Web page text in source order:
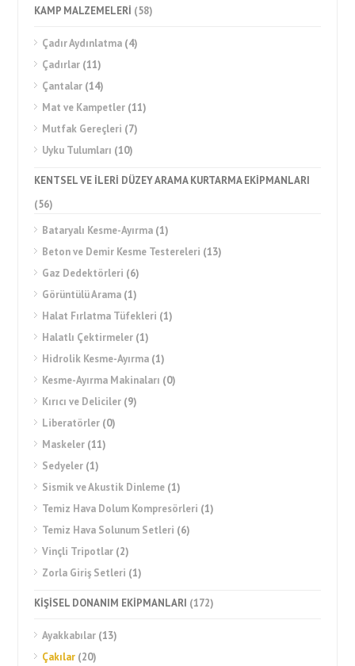
KAMP MALZEMELERİ (58)
Çadır Aydınlatma (4)
Çadırlar (11)
Çantalar (14)
Mat ve Kampetler (11)
Mutfak Gereçleri (7)
Uyku Tulumları (10)
KENTSEL VE İLERİ DÜZEY ARAMA KURTARMA EKİPMANLARI
(56)
Bataryalı Kesme-Ayırma (1)
Beton ve Demir Kesme Testereleri (13)
Gaz Dedektörleri (6)
Görüntülü Arama (1)
Halat Fırlatma Tüfekleri (1)
Halatlı Çektirmeler (1)
Hidrolik Kesme-Ayırma (1)
Kesme-Ayırma Makinaları (0)
Kırıcı ve Deliciler (9)
Liberatörler (0)
Maskeler (11)
Sedyeler (1)
Sismik ve Akustik Dinleme (1)
Temiz Hava Dolum Kompresörleri (1)
Temiz Hava Solunum Setleri (6)
Vinçli Tripotlar (2)
Zorla Giriş Setleri (1)
KİŞİSEL DONANIM EKİPMANLARI (172)
Ayakkabılar (13)
Çakılar (20)